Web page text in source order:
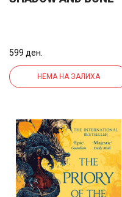
599 ден.
НЕМА НА ЗАЛИХА